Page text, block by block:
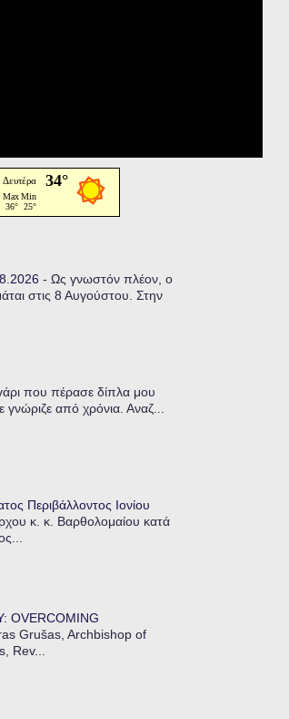
- Ως γνωστόν πλέον, ο
στις 8 Αυγούστου. Στην
που πέρασε δίπλα μου
από χρόνια. Αναζ...
Περιβάλλοντος Ιονίου
κ. κ. Βαρθολομαίου κατά
OVERCOMING
Grušas, Archbishop of
Rev...